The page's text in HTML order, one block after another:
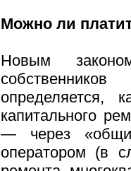
Можно ли
Новым
определяется,
капитального
— через
оператором (в